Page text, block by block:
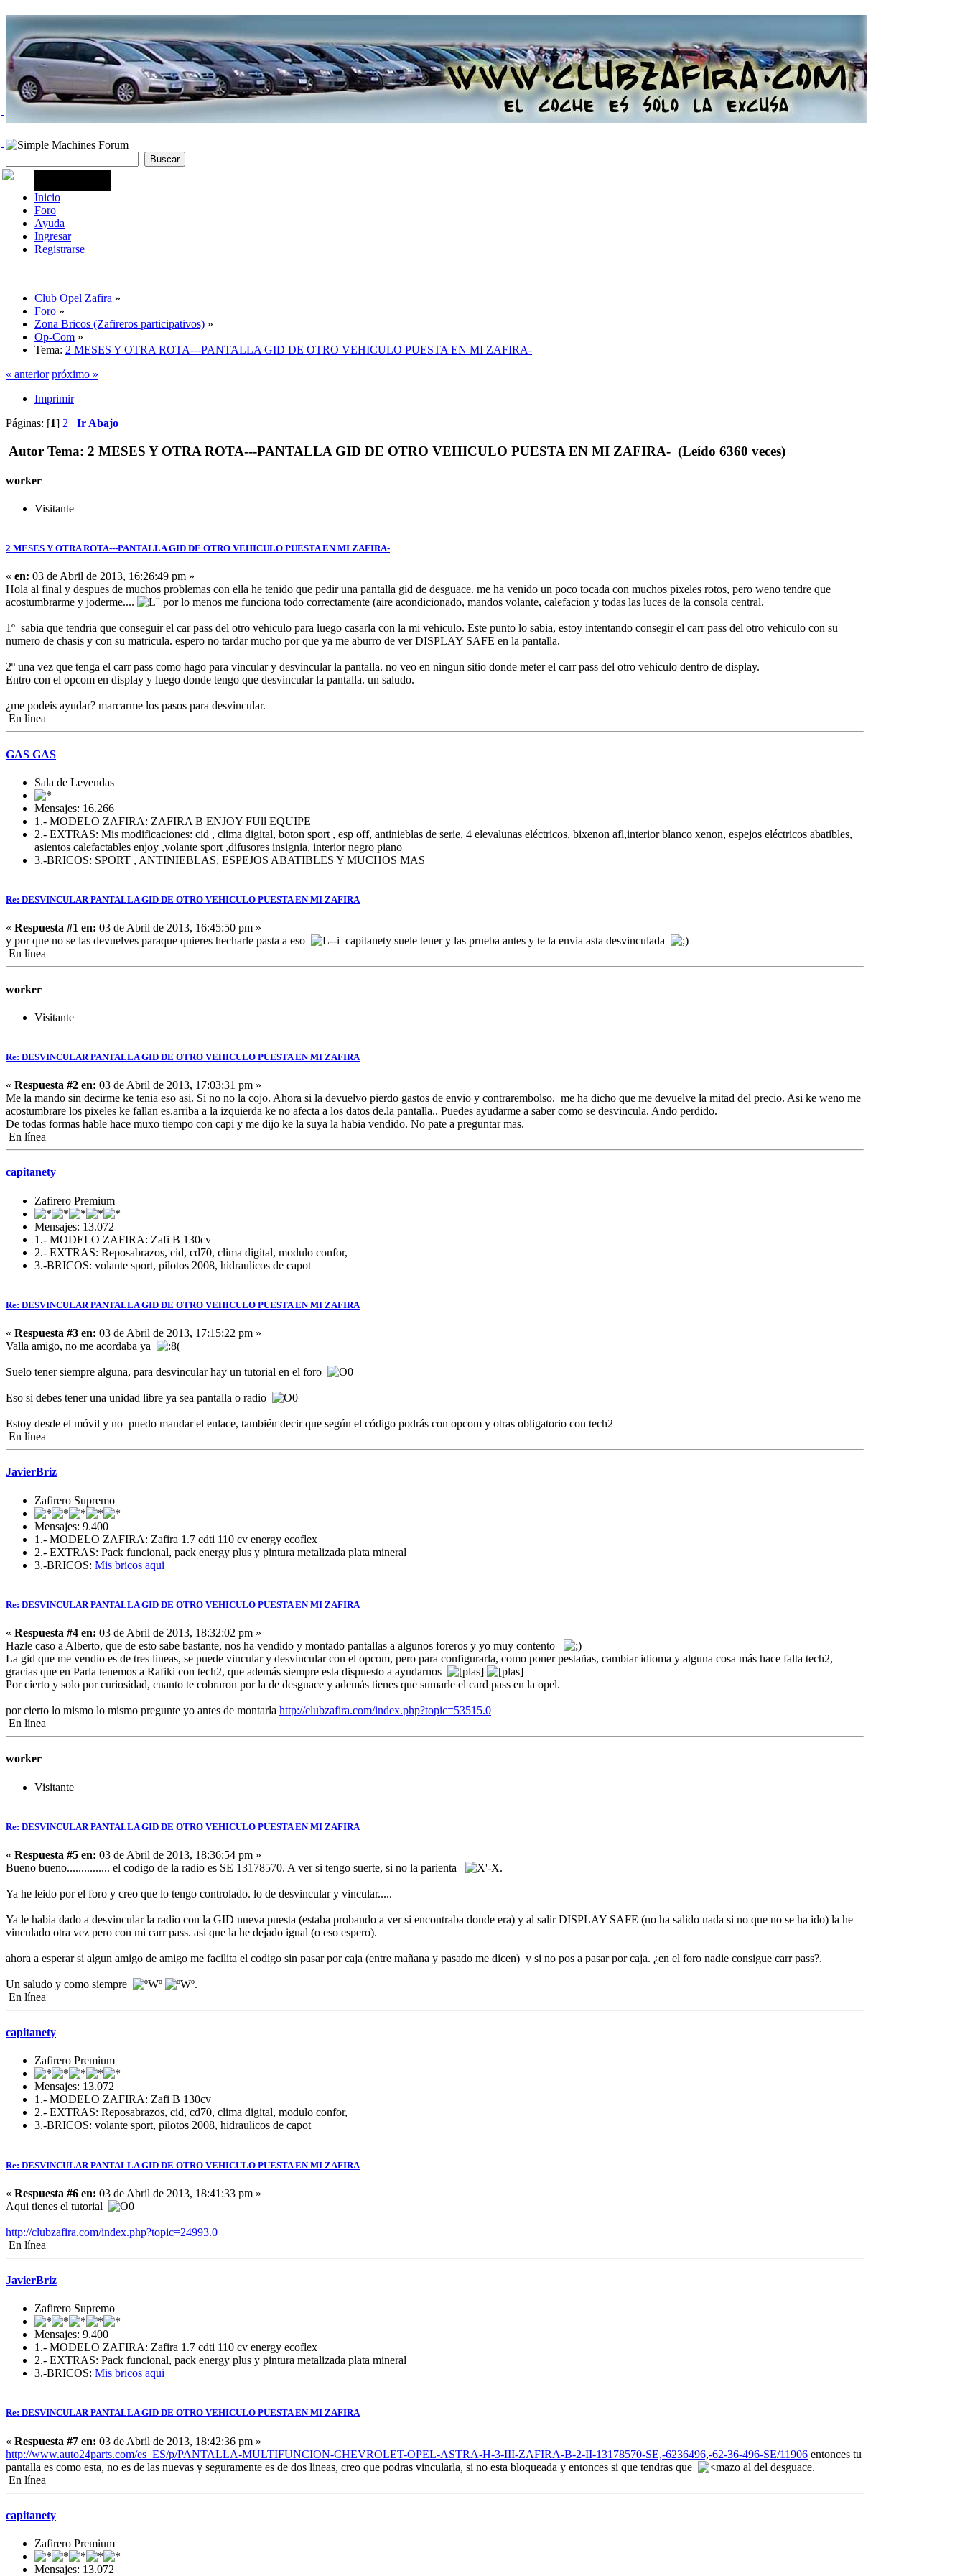
Inicio
Foro
Ayuda
Ingresar
Registrarse
Club Opel Zafira »
Foro »
Zona Bricos (Zafireros participativos) »
Op-Com »
Tema: 2 MESES Y OTRA ROTA---PANTALLA GID DE OTRO VEHICULO PUESTA EN MI ZAFIRA-
« anterior próximo »
Imprimir
Páginas: [1] 2 Ir Abajo
Autor Tema: 2 MESES Y OTRA ROTA---PANTALLA GID DE OTRO VEHICULO PUESTA EN MI ZAFIRA- (Leído 6360 veces)
worker
Visitante
2 MESES Y OTRA ROTA---PANTALLA GID DE OTRO VEHICULO PUESTA EN MI ZAFIRA-
« en: 03 de Abril de 2013, 16:26:49 pm »
Hola al final y despues de muchos problemas con ella he tenido que pedir una pantalla gid de desguace. me ha venido un poco tocada con muchos pixeles rotos, pero weno tendre que
acostumbrarme y joderme....
por lo menos me funciona todo correctamente (aire acondicionado, mandos volante, calefacion y todas las luces de la consola central.
1º sabia que tendria que conseguir el car pass del otro vehiculo para luego casarla con la mi vehiculo. Este punto lo sabia, estoy intentando consegir el carr pass del otro vehiculo con su
numero de chasis y con su matricula. espero no tardar mucho por que ya me aburro de ver DISPLAY SAFE en la pantalla.
2º una vez que tenga el carr pass como hago para vincular y desvincular la pantalla. no veo en ningun sitio donde meter el carr pass del otro vehiculo dentro de display.
Entro con el opcom en display y luego donde tengo que desvincular la pantalla. un saludo.
¿me podeis ayudar? marcarme los pasos para desvincular.
En línea
GAS GAS
Sala de Leyendas
Mensajes: 16.266
1.- MODELO ZAFIRA: ZAFIRA B ENJOY FUll EQUIPE
2.- EXTRAS: Mis modificaciones: cid , clima digital, boton sport , esp off, antinieblas de serie, 4 elevalunas eléctricos, bixenon afl,interior blanco xenon, espejos eléctricos abatibles,
asientos calefactables enjoy ,volante sport ,difusores insignia, interior negro piano
3.-BRICOS: SPORT , ANTINIEBLAS, ESPEJOS ABATIBLES Y MUCHOS MAS
Re: DESVINCULAR PANTALLA GID DE OTRO VEHICULO PUESTA EN MI ZAFIRA
« Respuesta #1 en: 03 de Abril de 2013, 16:45:50 pm »
y por que no se las devuelves paraque quieres hecharle pasta a eso
capitanety suele tener y las prueba antes y te la envia asta desvinculada
En línea
worker
Visitante
Re: DESVINCULAR PANTALLA GID DE OTRO VEHICULO PUESTA EN MI ZAFIRA
« Respuesta #2 en: 03 de Abril de 2013, 17:03:31 pm »
Me la mando sin decirme ke tenia eso asi. Si no no la cojo. Ahora si la devuelvo pierdo gastos de envio y contrarembolso. me ha dicho que me devuelve la mitad del precio. Asi ke weno me
acostumbrare los pixeles ke fallan es.arriba a la izquierda ke no afecta a los datos de.la pantalla.. Puedes ayudarme a saber como se desvincula. Ando perdido.
De todas formas hable hace muxo tiempo con capi y me dijo ke la suya la habia vendido. No pate a preguntar mas.
En línea
capitanety
Zafirero Premium
Mensajes: 13.072
1.- MODELO ZAFIRA: Zafi B 130cv
2.- EXTRAS: Reposabrazos, cid, cd70, clima digital, modulo confor,
3.-BRICOS: volante sport, pilotos 2008, hidraulicos de capot
Re: DESVINCULAR PANTALLA GID DE OTRO VEHICULO PUESTA EN MI ZAFIRA
« Respuesta #3 en: 03 de Abril de 2013, 17:15:22 pm »
Valla amigo, no me acordaba ya
Suelo tener siempre alguna, para desvincular hay un tutorial en el foro
Eso si debes tener una unidad libre ya sea pantalla o radio
Estoy desde el móvil y no puedo mandar el enlace, también decir que según el código podrás con opcom y otras obligatorio con tech2
En línea
JavierBriz
Zafirero Supremo
Mensajes: 9.400
1.- MODELO ZAFIRA: Zafira 1.7 cdti 110 cv energy ecoflex
2.- EXTRAS: Pack funcional, pack energy plus y pintura metalizada plata mineral
3.-BRICOS: Mis bricos aqui
Re: DESVINCULAR PANTALLA GID DE OTRO VEHICULO PUESTA EN MI ZAFIRA
« Respuesta #4 en: 03 de Abril de 2013, 18:32:02 pm »
Hazle caso a Alberto, que de esto sabe bastante, nos ha vendido y montado pantallas a algunos foreros y yo muy contento
La gid que me vendio es de tres lineas, se puede vincular y desvincular con el opcom, pero para configurarla, como poner pestañas, cambiar idioma y alguna cosa más hace falta tech2,
gracias que en Parla tenemos a Rafiki con tech2, que además siempre esta dispuesto a ayudarnos
Por cierto y solo por curiosidad, cuanto te cobraron por la de desguace y además tienes que sumarle el card pass en la opel.
por cierto lo mismo lo mismo pregunte yo antes de montarla http://clubzafira.com/index.php?topic=53515.0
En línea
worker
Visitante
Re: DESVINCULAR PANTALLA GID DE OTRO VEHICULO PUESTA EN MI ZAFIRA
« Respuesta #5 en: 03 de Abril de 2013, 18:36:54 pm »
Bueno bueno............... el codigo de la radio es SE 13178570. A ver si tengo suerte, si no la parienta
.
Ya he leido por el foro y creo que lo tengo controlado. lo de desvincular y vincular.....
Ya le habia dado a desvincular la radio con la GID nueva puesta (estaba probando a ver si encontraba donde era) y al salir DISPLAY SAFE (no ha salido nada si no que no se ha ido) la he
vinculado otra vez pero con mi carr pass. asi que la he dejado igual (o eso espero).
ahora a esperar si algun amigo de amigo me facilita el codigo sin pasar por caja (entre mañana y pasado me dicen) y si no pos a pasar por caja. ¿en el foro nadie consigue carr pass?.
Un saludo y como siempre
.
En línea
capitanety
Zafirero Premium
Mensajes: 13.072
1.- MODELO ZAFIRA: Zafi B 130cv
2.- EXTRAS: Reposabrazos, cid, cd70, clima digital, modulo confor,
3.-BRICOS: volante sport, pilotos 2008, hidraulicos de capot
Re: DESVINCULAR PANTALLA GID DE OTRO VEHICULO PUESTA EN MI ZAFIRA
« Respuesta #6 en: 03 de Abril de 2013, 18:41:33 pm »
Aqui tienes el tutorial
http://clubzafira.com/index.php?topic=24993.0
En línea
JavierBriz
Zafirero Supremo
Mensajes: 9.400
1.- MODELO ZAFIRA: Zafira 1.7 cdti 110 cv energy ecoflex
2.- EXTRAS: Pack funcional, pack energy plus y pintura metalizada plata mineral
3.-BRICOS: Mis bricos aqui
Re: DESVINCULAR PANTALLA GID DE OTRO VEHICULO PUESTA EN MI ZAFIRA
« Respuesta #7 en: 03 de Abril de 2013, 18:42:36 pm »
http://www.auto24parts.com/es_ES/p/PANTALLA-MULTIFUNCION-CHEVROLET-OPEL-ASTRA-H-3-III-ZAFIRA-B-2-II-13178570-SE,-6236496,-62-36-496-SE/11906 entonces tu
pantalla es como esta, no es de las nuevas y seguramente es de dos lineas, creo que podras vincularla, si no esta bloqueada y entonces si que tendras que
al del desguace.
En línea
capitanety
Zafirero Premium
Mensajes: 13.072